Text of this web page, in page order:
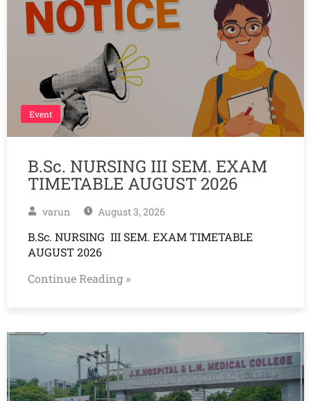
Event
B.Sc. NURSING III SEM. EXAM
TIMETABLE AUGUST 2026
varun August 3, 2026
B.Sc. NURSING III SEM. EXAM TIMETABLE
AUGUST 2026
Continue Reading »